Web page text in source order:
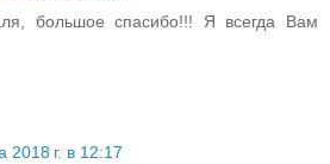
большое спасибо!!! Я всегда Вам
2018 г. в 12:17